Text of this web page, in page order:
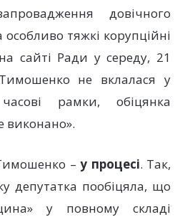
довічного
особливо тяжкі корупційні
сайті Ради у середу, 21
не вклалася у
рамки, обіцянка
виконано».
–у процесі. Так,
депутатка пообіцяла, що
у повному складі